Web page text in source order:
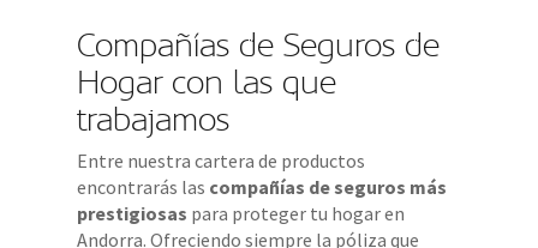
Compañías de Seguros de
Hogar con las que
trabajamos
Entre nuestra cartera de productos
encontrarás las compañías de seguros más
prestigiosas para proteger tu hogar en
Andorra. Ofreciendo siempre la póliza que